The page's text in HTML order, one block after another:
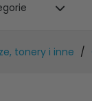
tonery i inne